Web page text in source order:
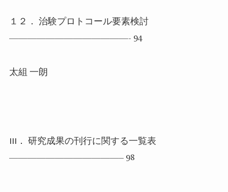
１２． 治験プロトコール要素検討
—————————————- 94
太組 一朗
III ． 研究成果の刊行に関する一覧表
————————————– 98